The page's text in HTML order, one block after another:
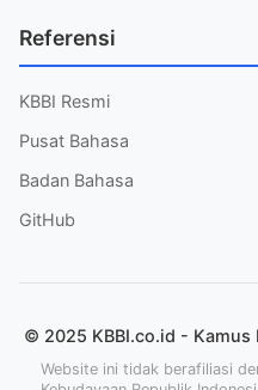
Referensi
KBBI Resmi
Pusat Bahasa
Badan Bahasa
GitHub
© 2025 KBBI.co.id - Kamus
Website ini tidak berafiliasi